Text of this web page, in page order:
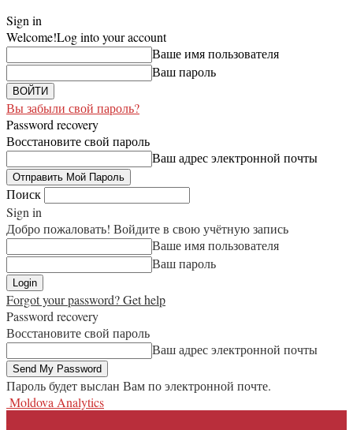
Sign in
Welcome!Log into your account
Ваше имя пользователя
Ваш пароль
Вы забыли свой пароль?
Password recovery
Восстановите свой пароль
Ваш адрес электронной почты
Поиск
Sign in
Добро пожаловать! Войдите в свою учётную запись
Ваше имя пользователя
Ваш пароль
Forgot your password? Get help
Password recovery
Восстановите свой пароль
Ваш адрес электронной почты
Пароль будет выслан Вам по электронной почте.
Moldova Analytics